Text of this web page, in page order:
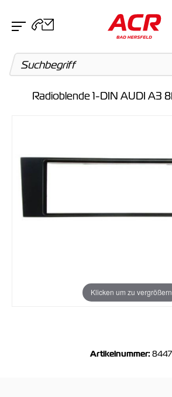
Artikel
Keine Suchergebnisse gefunden.
Radioblende 1-DIN AUDI A3
Klicken um zu vergrößern
Artikelnummer: 8447